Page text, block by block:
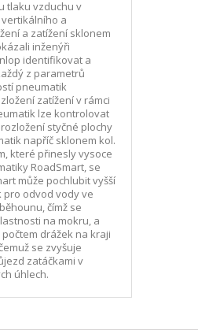
tlaku vzduchu v
a
a zatížení sklonem
inženýři
identifikovat a
z parametrů
pneumatik
zatížení v rámci
lze kontrolovat
styčné plochy
napříč sklonem kol.
které přinesly vysoce
RoadSmart, se
může pochlubit vyšší
pro odvod vody ve
čímž se
na mokru, a
drážek na kraji
se zvyšuje
zatáčkami v
úhlech.